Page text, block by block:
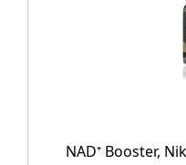
NAD⁺ Booster,